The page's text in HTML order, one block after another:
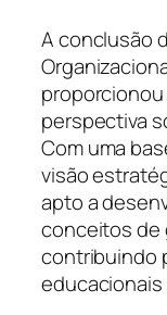
A conclusão
proporcionou
perspectiva
Com uma
visão
apto a
conceitos de
contribuindo